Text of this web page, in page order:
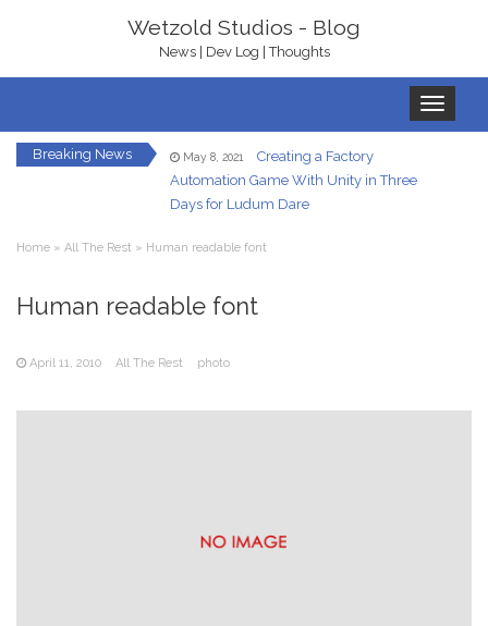
Wetzold Studios - Blog
News | Dev Log | Thoughts
Toggle
navigation
Breaking News May 8, 2021
Creating a Factory
Automation Game With Unity in Three
Days for Ludum Dare
Rumble – With bHaptics
December 7, 2020
December 5, 2020
Impossible Spaces
Home » All The Rest » Human readable font
Human readable font
April 11, 2010 All The Rest photo